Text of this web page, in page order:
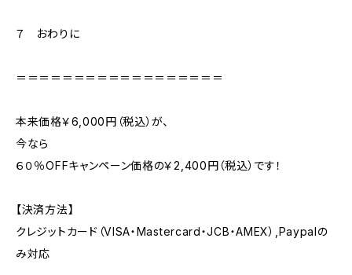
７ おわりに
＝＝＝＝＝＝＝＝＝＝＝＝＝＝＝＝＝＝
本来価格￥6,000円（税込）が、
今なら
６０％OFFキャンペーン価格の￥2,400円（税込）です！
【決済方法】
クレジットカード（VISA・Mastercard・JCB・AMEX）,Paypalの
み対応